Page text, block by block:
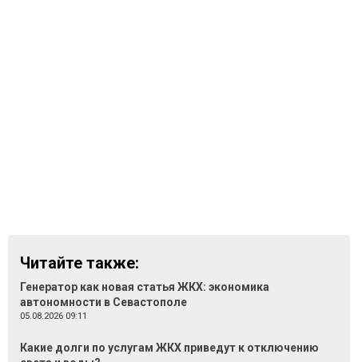
Читайте также:
Генератор как новая статья ЖКХ: экономика
автономности в Севастополе
05.08.2026 09:11
Какие долги по услугам ЖКХ приведут к отключению